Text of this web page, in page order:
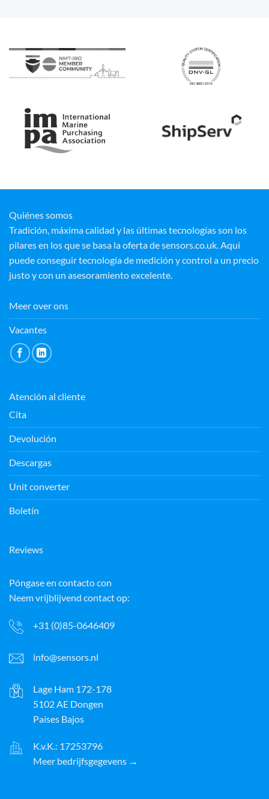
Quiénes somos
Tradición, máxima calidad y las últimas tecnologías son los
pilares en los que se basa la oferta de sensors.co.uk. Aquí
puede conseguir tecnología de medición y control a un precio
justo y con un asesoramiento excelente.
Meer over ons
Vacantes
Atención al cliente
Cita
Devolución
Descargas
Unit converter
Boletín
Reviews
Póngase en contacto con
Neem vrijblijvend contact op:
+31 (0)85-0646409
info@sensors.nl
Lage Ham 172-178
5102 AE Dongen
Países Bajos
K.v.K.: 17253796
Meer bedrijfsgegevens →